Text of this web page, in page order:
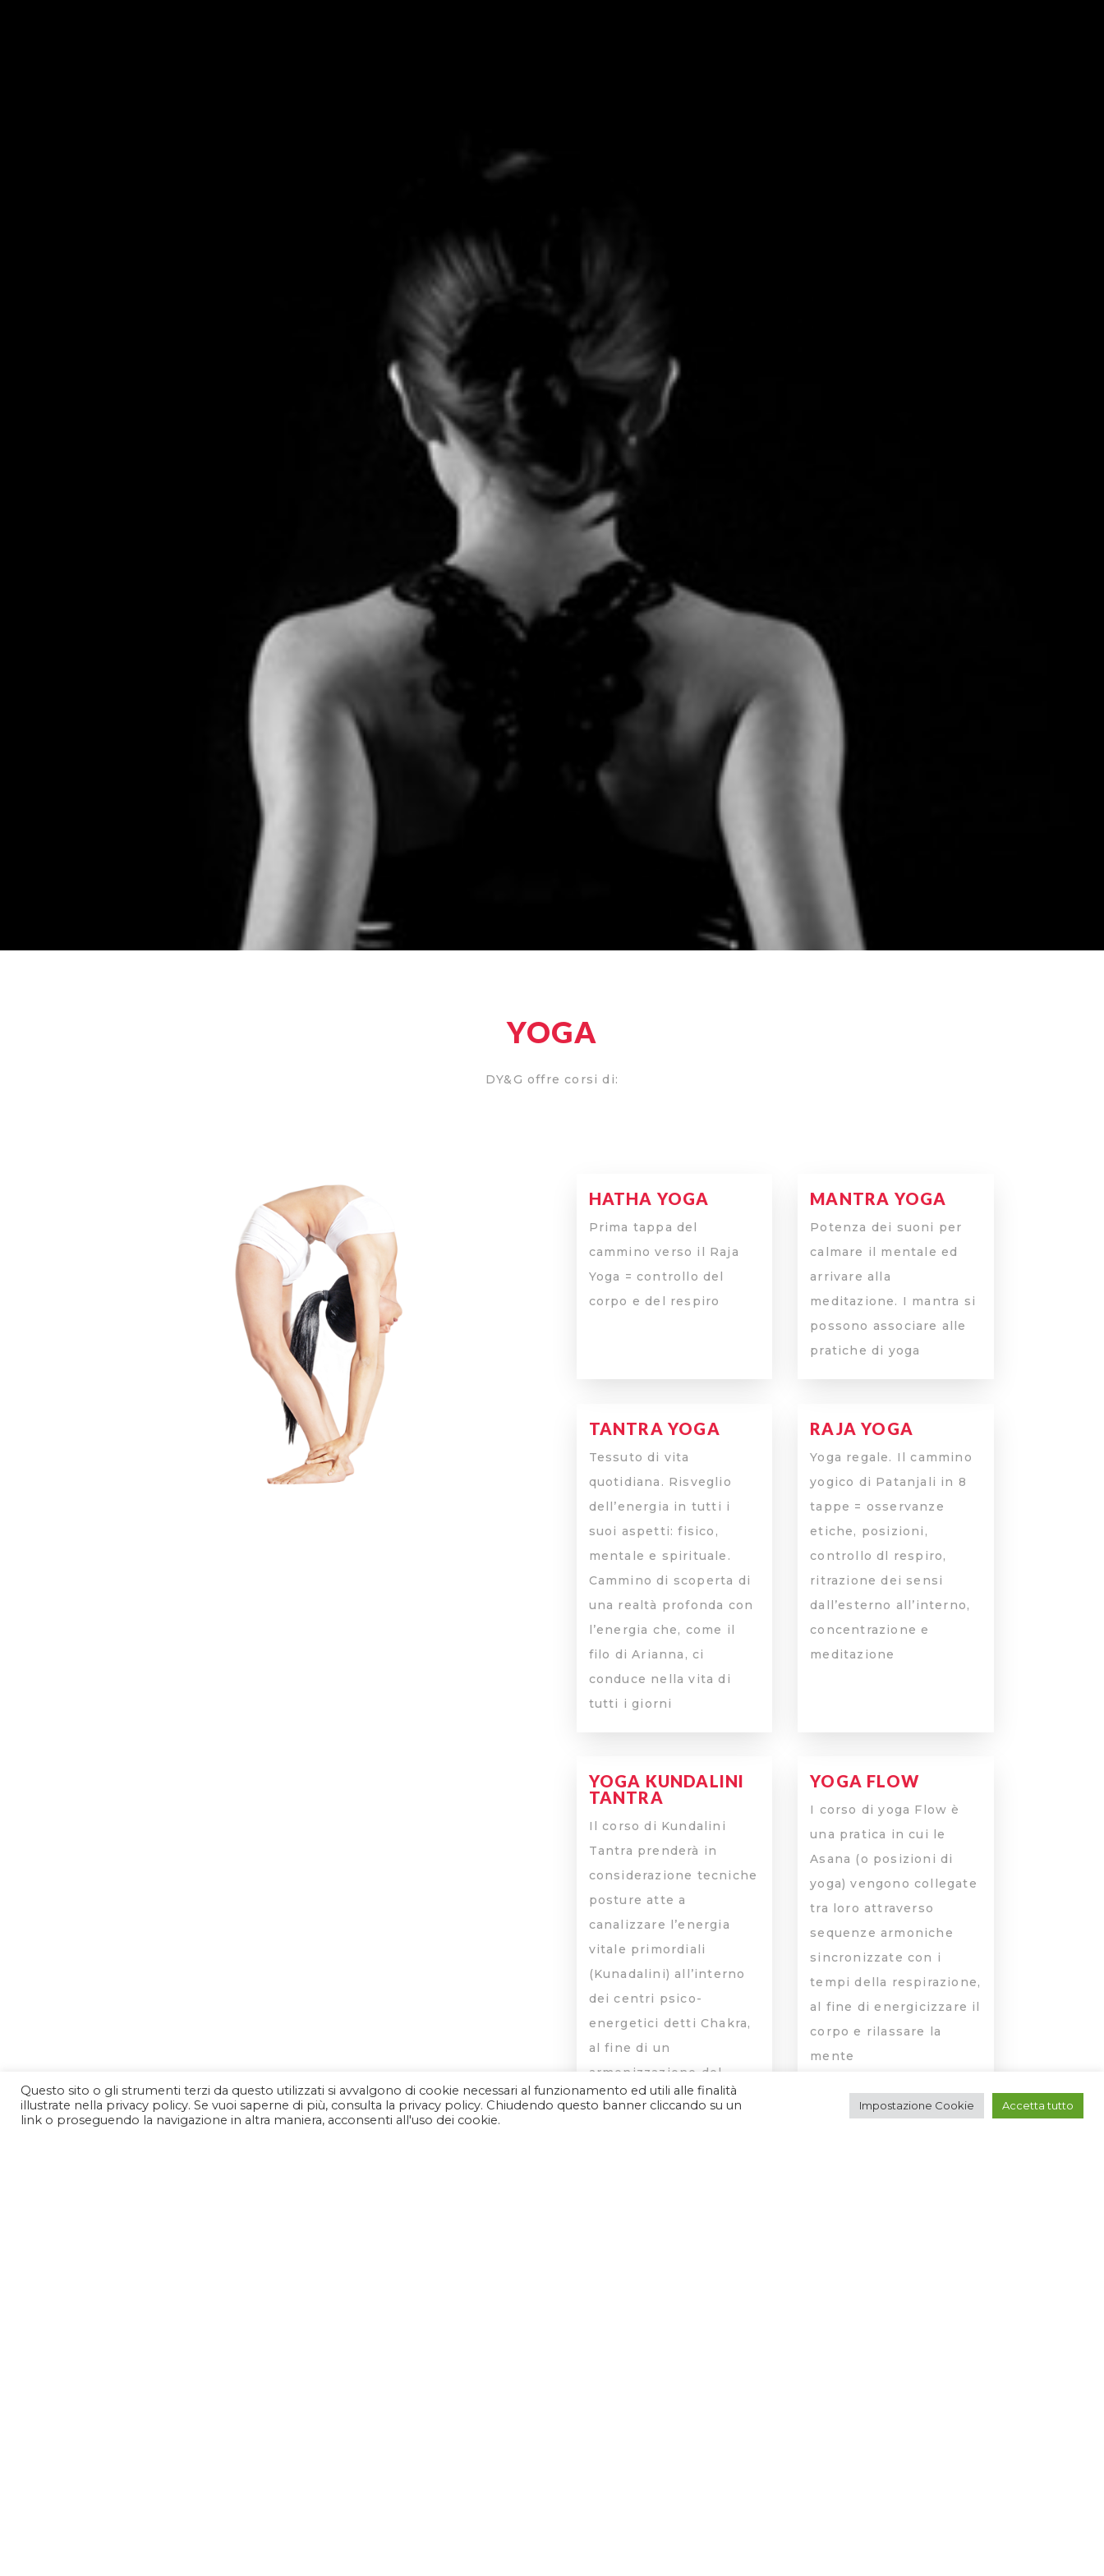
YOGA
DY&G offre corsi di:
HATHA YOGA
Prima tappa del
cammino verso il Raja
Yoga = controllo del
corpo e del respiro
MANTRA YOGA
Potenza dei suoni per
calmare il mentale ed
arrivare alla
meditazione. I mantra si
possono associare alle
pratiche di yoga
TANTRA YOGA
Tessuto di vita
quotidiana. Risveglio
dell’energia in tutti i
suoi aspetti: fisico,
mentale e spirituale.
Cammino di scoperta di
una realtà profonda con
l’energia che, come il
filo di Arianna, ci
conduce nella vita di
tutti i giorni
RAJA YOGA
Yoga regale. Il cammino
yogico di Patanjali in 8
tappe = osservanze
etiche, posizioni,
controllo dl respiro,
ritrazione dei sensi
dall’esterno all’interno,
concentrazione e
meditazione
YOGA KUNDALINI
TANTRA
Il corso di Kundalini
Tantra prenderà in
considerazione tecniche
posture atte a
canalizzare l’energia
vitale primordiali
(Kunadalini) all’interno
dei centri psico-
energetici detti Chakra,
al fine di un
armonizzazione del
corpo fisico, psichico,
YOGA FLOW
I corso di yoga Flow è
una pratica in cui le
Asana (o posizioni di
yoga) vengono collegate
tra loro attraverso
sequenze armoniche
sincronizzate con i
tempi della respirazione,
al fine di energicizzare il
corpo e rilassare la
mente
Questo sito o gli strumenti terzi da questo utilizzati si avvalgono di cookie necessari al funzionamento ed utili alle finalità
illustrate nella privacy policy. Se vuoi saperne di più, consulta la privacy policy. Chiudendo questo banner cliccando su un
link o proseguendo la navigazione in altra maniera, acconsenti all'uso dei cookie.
Impostazione Cookie Accetta tutto